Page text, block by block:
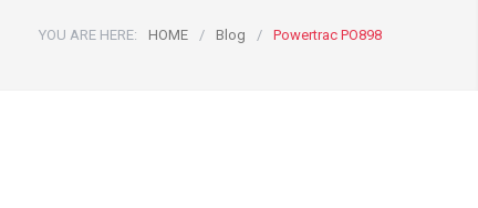
YOU ARE HERE: HOME / Blog / Powertrac PO898